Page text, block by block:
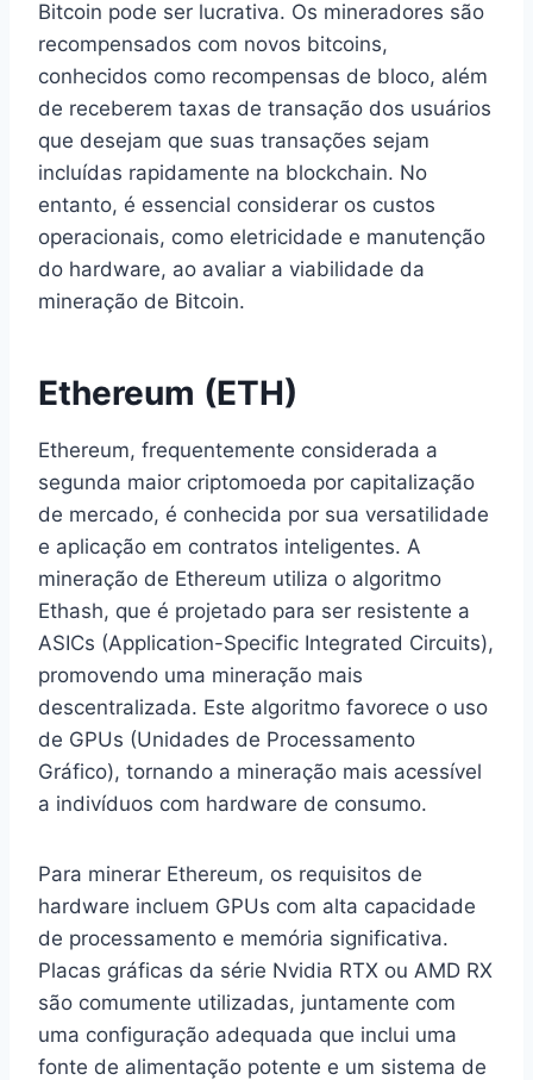
Bitcoin pode ser lucrativa. Os mineradores são
recompensados com novos bitcoins,
conhecidos como recompensas de bloco, além
de receberem taxas de transação dos usuários
que desejam que suas transações sejam
incluídas rapidamente na blockchain. No
entanto, é essencial considerar os custos
operacionais, como eletricidade e manutenção
do hardware, ao avaliar a viabilidade da
mineração de Bitcoin.
Ethereum (ETH)
Ethereum, frequentemente considerada a
segunda maior criptomoeda por capitalização
de mercado, é conhecida por sua versatilidade
e aplicação em contratos inteligentes. A
mineração de Ethereum utiliza o algoritmo
Ethash, que é projetado para ser resistente a
ASICs (Application-Specific Integrated Circuits),
promovendo uma mineração mais
descentralizada. Este algoritmo favorece o uso
de GPUs (Unidades de Processamento
Gráfico), tornando a mineração mais acessível
a indivíduos com hardware de consumo.
Para minerar Ethereum, os requisitos de
hardware incluem GPUs com alta capacidade
de processamento e memória significativa.
Placas gráficas da série Nvidia RTX ou AMD RX
são comumente utilizadas, juntamente com
uma configuração adequada que inclui uma
fonte de alimentação potente e um sistema de